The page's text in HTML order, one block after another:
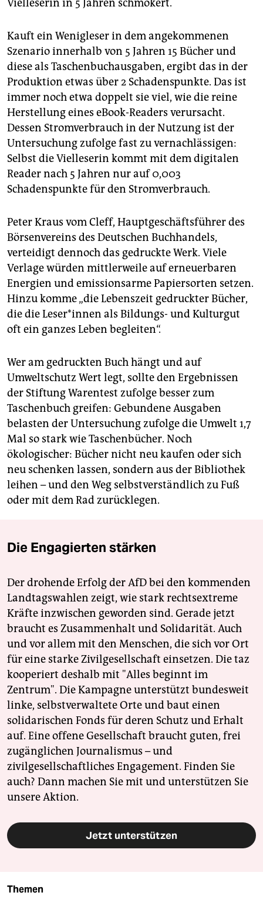
Vielleserin in 5 Jahren schmökert.
Kauft ein Wenigleser in dem angekommenen
Szenario innerhalb von 5 Jahren 15 Bücher und
diese als Taschenbuchausgaben, ergibt das in der
Produktion etwas über 2 Schadenspunkte. Das ist
immer noch etwa doppelt sie viel, wie die reine
Herstellung eines eBook-Readers verursacht.
Dessen Stromverbrauch in der Nutzung ist der
Untersuchung zufolge fast zu vernachlässigen:
Selbst die Vielleserin kommt mit dem digitalen
Reader nach 5 Jahren nur auf 0,003
Schadenspunkte für den Stromverbrauch.
Peter Kraus vom Cleff, Hauptgeschäftsführer des
Börsenvereins des Deutschen Buchhandels,
verteidigt dennoch das gedruckte Werk. Viele
Verlage würden mittlerweile auf erneuerbaren
Energien und emissionsarme Papiersorten setzen.
Hinzu komme „die Lebenszeit gedruckter Bücher,
die die Le­se­r*in­nen als Bildungs- und Kulturgut
oft ein ganzes Leben begleiten“.
Wer am gedruckten Buch hängt und auf
Umweltschutz Wert legt, sollte den Ergebnissen
der Stiftung Warentest zufolge besser zum
Taschenbuch greifen: Gebundene Ausgaben
belasten der Untersuchung zufolge die Umwelt 1,7
Mal so stark wie Taschenbücher. Noch
ökologischer: Bücher nicht neu kaufen oder sich
neu schenken lassen, sondern aus der Bibliothek
leihen – und den Weg selbstverständlich zu Fuß
oder mit dem Rad zurücklegen.
Die Engagierten stärken
Der drohende Erfolg der AfD bei den kommenden
Landtagswahlen zeigt, wie stark rechtsextreme
Kräfte inzwischen geworden sind. Gerade jetzt
braucht es Zusammenhalt und Solidarität. Auch
und vor allem mit den Menschen, die sich vor Ort
für eine starke Zivilgesellschaft einsetzen. Die taz
kooperiert deshalb mit "Alles beginnt im
Zentrum". Die Kampagne unterstützt bundesweit
linke, selbstverwaltete Orte und baut einen
solidarischen Fonds für deren Schutz und Erhalt
auf. Eine offene Gesellschaft braucht guten, frei
zugänglichen Journalismus – und
zivilgesellschaftliches Engagement. Finden Sie
auch? Dann machen Sie mit und unterstützen Sie
unsere Aktion.
Jetzt unterstützen
Themen